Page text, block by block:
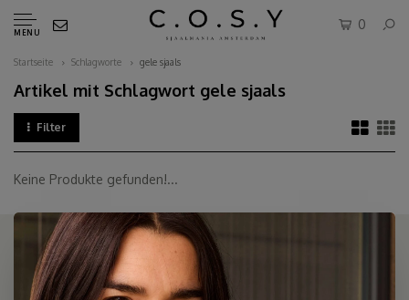
MENU
0
Startseite Schlagworte gele sjaals
Artikel mit Schlagwort gele sjaals
Filter
Keine Produkte gefunden!...